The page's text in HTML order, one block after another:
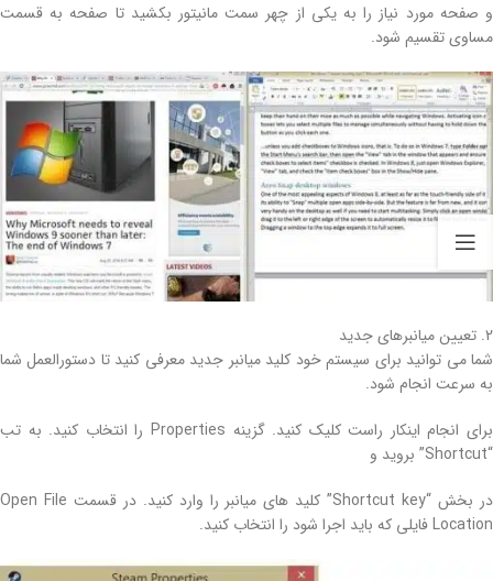
و صفحه مورد نیاز را به یکی از چهر سمت مانیتور بکشید تا صفحه به قسمت
مساوی تقسیم شود.
2. تعیین میانبرهای جدید
شما می توانید برای سیستم خود کلید میانبر جدید معرفی کنید تا دستورالعمل شما
به سرعت انجام شود.
برای انجام اینکار راست کلیک کنید. گزینه Properties را انتخاب کنید. به تب
“Shortcut” بروید و
در بخش “Shortcut key” کلید های میانبر را وارد کنید. در قسمت Open File
Location فایلی که باید اجرا شود را انتخاب کنید.